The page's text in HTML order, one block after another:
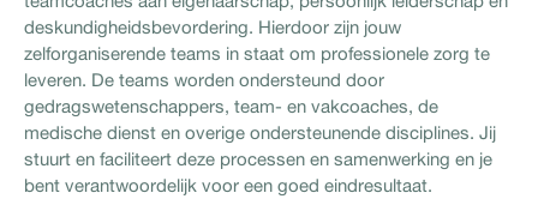
deskundigheidsbevordering. Hierdoor zijn jouw
zelforganiserende teams in staat om professionele zorg te
leveren. De teams worden ondersteund door
gedragswetenschappers, team- en vakcoaches, de
medische dienst en overige ondersteunende disciplines. Jij
stuurt en faciliteert deze processen en samenwerking en je
bent verantwoordelijk voor een goed eindresultaat.